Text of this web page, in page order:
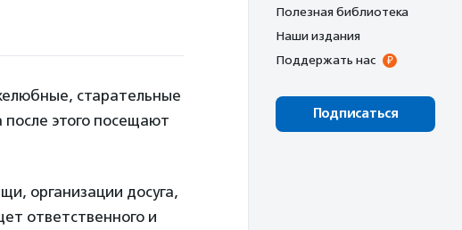
старательные
этого посещают
организации досуга,
ответственного и
Полезная библиотека
Наши издания
Поддержать нас
Подписаться